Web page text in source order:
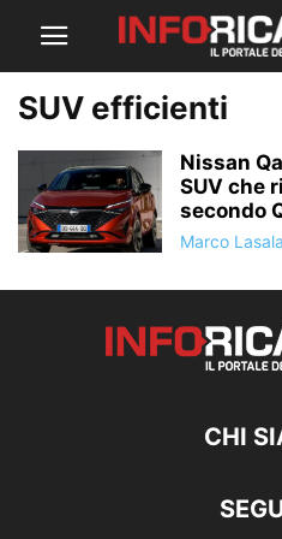
SUV efficienti
Nissan
SUV che
secondo
Marco Lasala
CHI